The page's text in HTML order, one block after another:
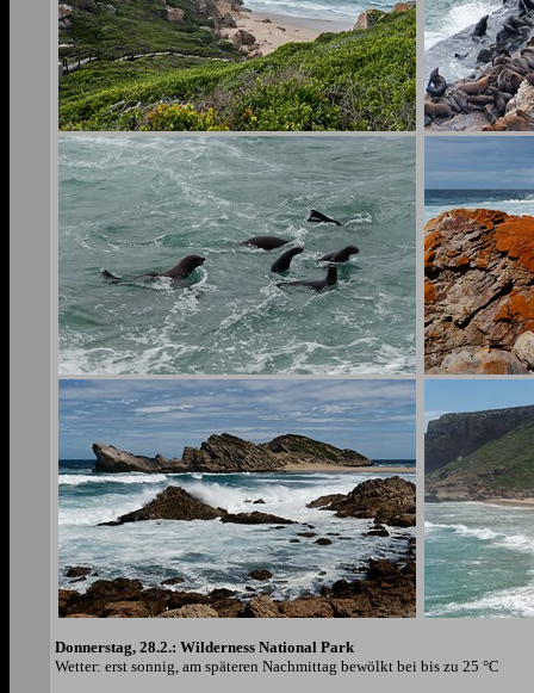
Donnerstag, 28.2.: Wilderness National Park
Wetter: erst sonnig, am späteren Nachmittag bewölkt bei bis zu 25 °C